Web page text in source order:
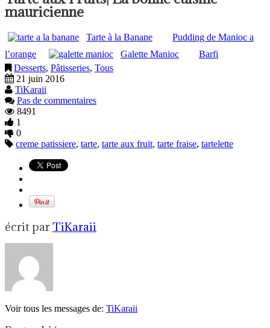
mauricienne
Tarte à la Banane
Pudding de Manioc a
l’orange
Galette Manioc
Barfi
Desserts, Pâtisseries, Tous
21 juin 2016
TiKaraii
Pas de commentaires
8491
1
0
creme patissiere, tarte, tarte aux fruit, tarte fraise, tartelette
écrit parTiKaraii
Voir tous les messages de: TiKaraii